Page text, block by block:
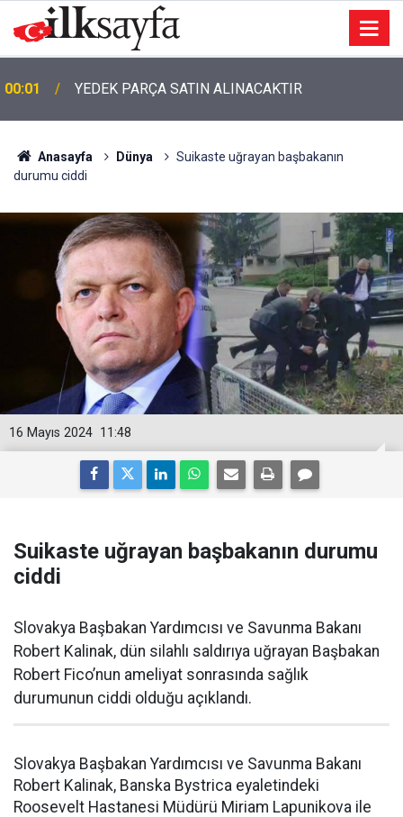
00:01 TEMİZLİK MALZEMESİ SATIN ALINACAKTIR
Anasayfa Dünya
Suikaste uğrayan başbakanın
durumu ciddi
11:48
16 Mayıs 2024
Suikaste uğrayan başbakanın durumu
ciddi
Slovakya Başbakan Yardımcısı ve Savunma Bakanı
Robert Kalinak, dün silahlı saldırıya uğrayan Başbakan
Robert Fico’nun ameliyat sonrasında sağlık
durumunun ciddi olduğu açıklandı.
Slovakya Başbakan Yardımcısı ve Savunma Bakanı
Robert Kalinak, Banska Bystrica eyaletindeki
Roosevelt Hastanesi Müdürü Miriam Lapunikova ile